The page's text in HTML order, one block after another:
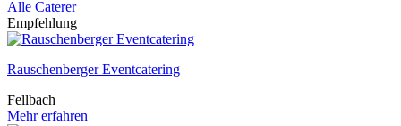
Alle Caterer
Empfehlung
Rauschenberger Eventcatering
Fellbach
Mehr erfahren